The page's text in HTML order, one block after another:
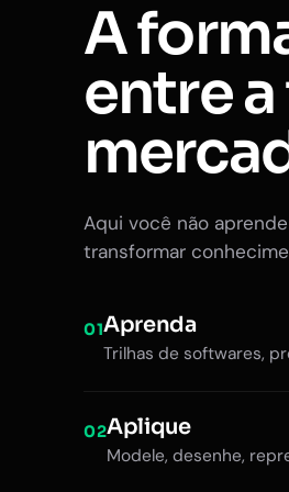
A
entre
Aqui você não
transformar
01Aprenda
Trilhas de softwares,
02Aplique
Modele, desenhe,